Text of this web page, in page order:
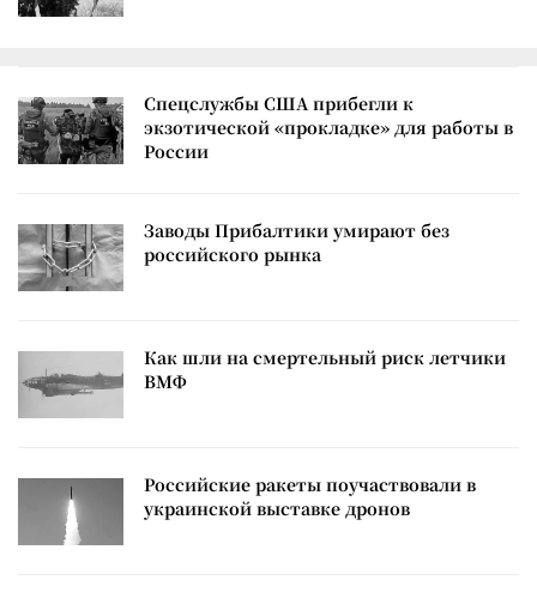
Спецслужбы США прибегли к
экзотической «прокладке» для работы в
России
Заводы Прибалтики умирают без
российского рынка
Как шли на смертельный риск летчики
ВМФ
Российские ракеты поучаствовали в
украинской выставке дронов